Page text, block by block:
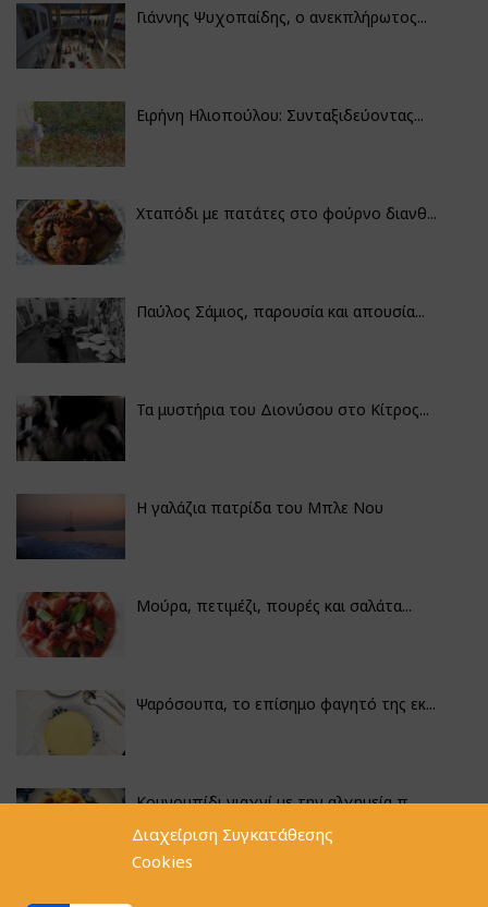
Διαχείριση Συγκατάθεσης
Cookies
Γιάννης Ψυχοπαίδης, ο ανεκπλήρωτος...
Ειρήνη Ηλιοπούλου: Συνταξιδεύοντας...
Χταπόδι με πατάτες στο φούρνο διανθ...
Παύλος Σάμιος, παρουσία και απουσία...
Τα μυστήρια του Διονύσου στο Κίτρος...
Η γαλάζια πατρίδα του Μπλε Νου
Μούρα, πετιμέζι, πουρές και σαλάτα...
Ψαρόσουπα, το επίσημο φαγητό της εκ...
Κουνουπίδι γιαχνί με την αλχημεία π...